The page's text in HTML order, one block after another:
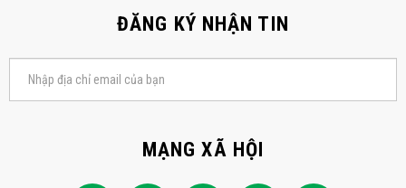
ĐĂNG KÝ NHẬN TIN
MẠNG XÃ HỘI